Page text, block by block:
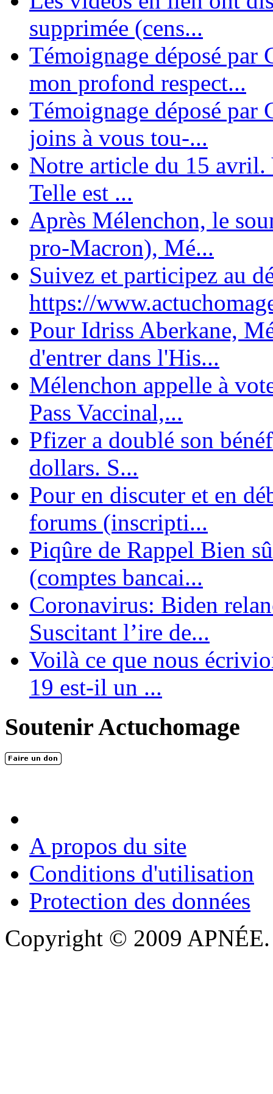
supprimée (cens...
Témoignage déposé par
mon profond respect...
Témoignage déposé par
joins à vous tou-...
Notre article du 15 avril.
Telle est ...
Après Mélenchon, le
pro-Macron), Mé...
Suivez et participez au
https://
Pour Idriss Aberkane,
d'entrer dans l'His...
Mélenchon appelle à
Pass Vaccinal,...
Pfizer a doublé son
dollars. S...
Pour en discuter et en
forums (inscripti...
Piqûre de Rappel Bien
(comptes bancai...
Coronavirus: Biden
Suscitant l’ire de...
Voilà ce que nous
19 est-il un ...
Soutenir Actuchomage
A propos du site
Conditions d'utilisation
Protection des données
Copyright © 2009 APNÉE.